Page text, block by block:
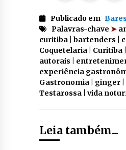
Publicado em
Palavras-chave ➤
curitiba | bartenders |
Coquetelaria | Curitiba
autorais |
experiência
Gastronomia | ginger |
Testarossa | vida
Leia também...